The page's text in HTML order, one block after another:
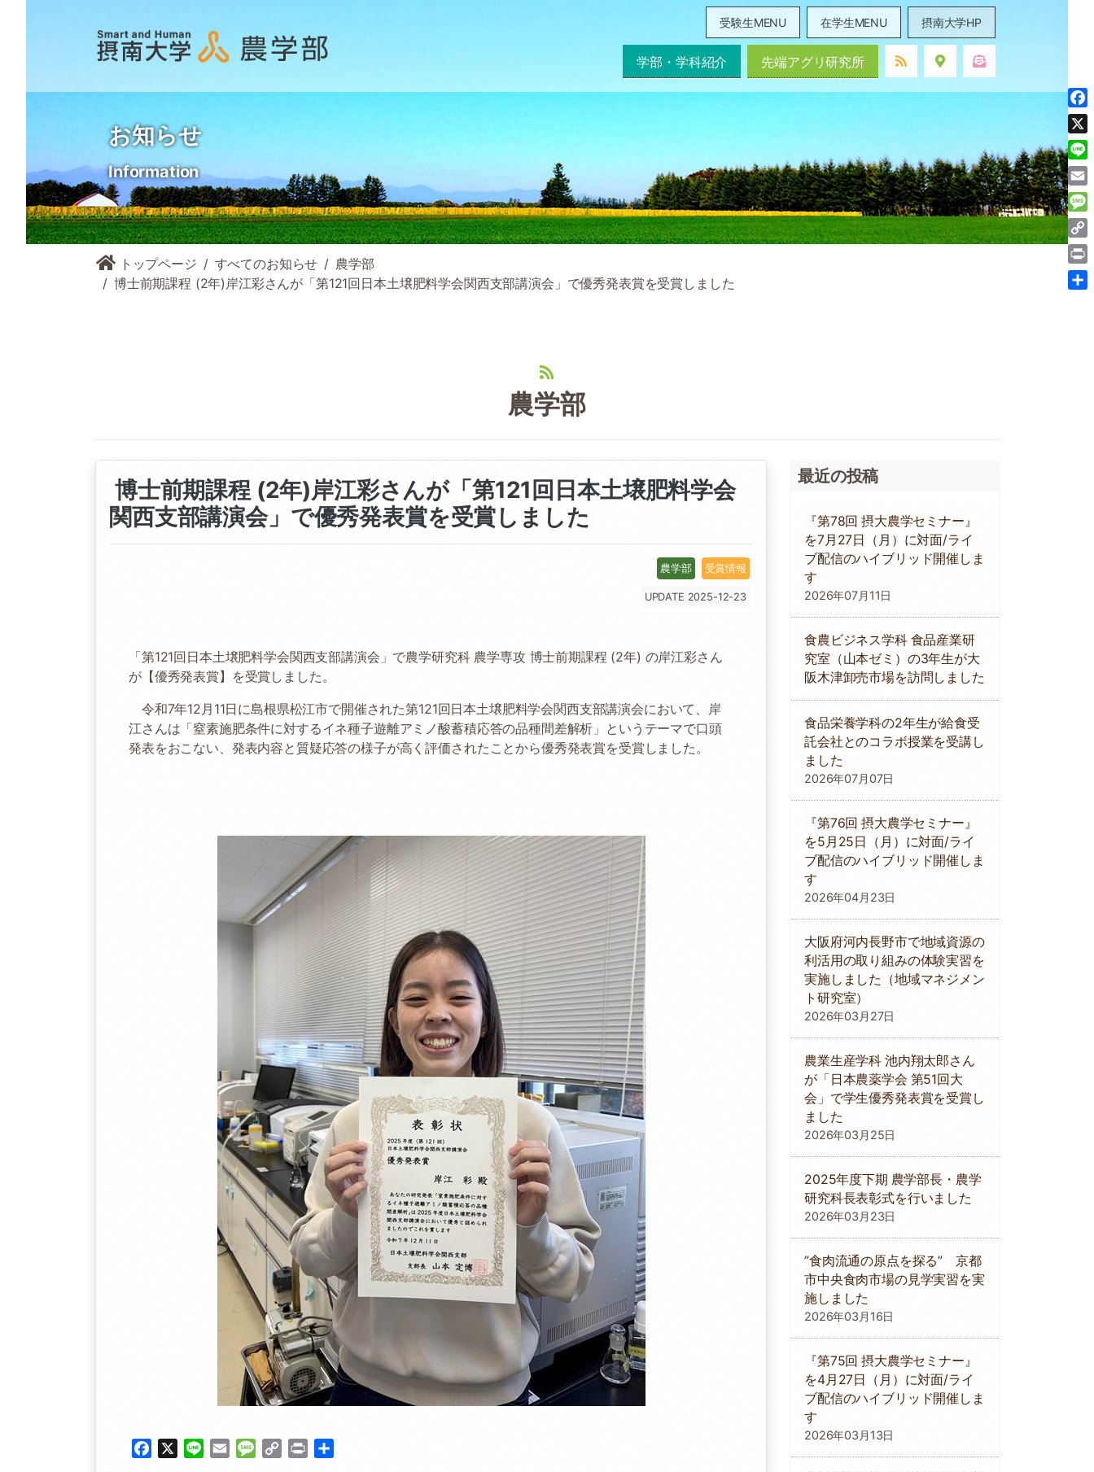
受験生MENU 在学生MENU 摂南大学HP
学部・学科紹介 先端アグリ研究所
お知らせ
Information
トップページ すべてのお知らせ
農学部
博士前期課程 (2年)岸江彩さんが「第121回日本土壌肥料学会関西支部講演会」で優秀発表賞を受賞しました
農学部
博士前期課程 (2年)岸江彩さんが「第121回日本土壌肥料学会
関西支部講演会」で優秀発表賞を受賞しました
農学部 受賞情報
UPDATE 2025-12-23
「第121回日本土壌肥料学会関西支部講演会」で農学研究科 農学専攻 博士前期課程 (2年) の岸江彩さん
が【優秀発表賞】を受賞しました。
令和7年12月11日に島根県松江市で開催された第121回日本土壌肥料学会関西支部講演会において、岸
江さんは「窒素施肥条件に対するイネ種子遊離アミノ酸蓄積応答の品種間差解析」というテーマで口頭
発表をおこない、発表内容と質疑応答の様子が高く評価されたことから優秀発表賞を受賞しました。
Facebook Line Email Message
Copy Print
最近の投稿
『第78回 摂大農学セミナー』
を7月27日（月）に対面/ライ
ブ配信のハイブリッド開催しま
す
2026年07月11日
食農ビジネス学科 食品産業研
究室（山本ゼミ）の3年生が大
阪木津卸売市場を訪問しました
食品栄養学科の2年生が給食受
託会社とのコラボ授業を受講し
ました
2026年07月07日
『第76回 摂大農学セミナー』
を5月25日（月）に対面/ライ
ブ配信のハイブリッド開催しま
す
2026年04月23日
大阪府河内長野市で地域資源の
利活用の取り組みの体験実習を
実施しました（地域マネジメン
ト研究室）
2026年03月27日
農業生産学科 池内翔太郎さん
が「日本農薬学会 第51回大
会」で学生優秀発表賞を受賞し
ました
2026年03月25日
2025年度下期 農学部長・農学
研究科長表彰式を行いました
2026年03月23日
”食肉流通の原点を探る” 京都
市中央食肉市場の見学実習を実
施しました
2026年03月16日
『第75回 摂大農学セミナー』
を4月27日（月）に対面/ライ
ブ配信のハイブリッド開催しま
す
2026年03月13日
X
Line
Link